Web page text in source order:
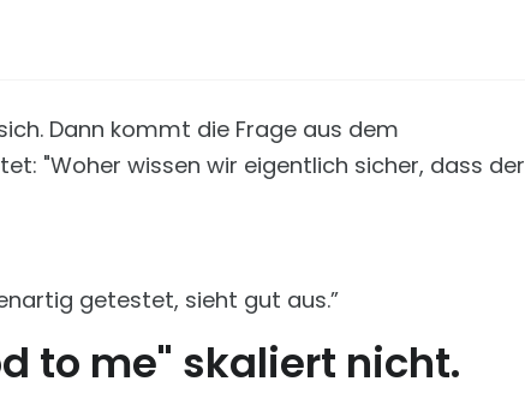
Dann kommt die Frage aus dem
"Woher wissen wir eigentlich sicher, dass der
getestet, sieht gut aus.”
to me" skaliert nicht.